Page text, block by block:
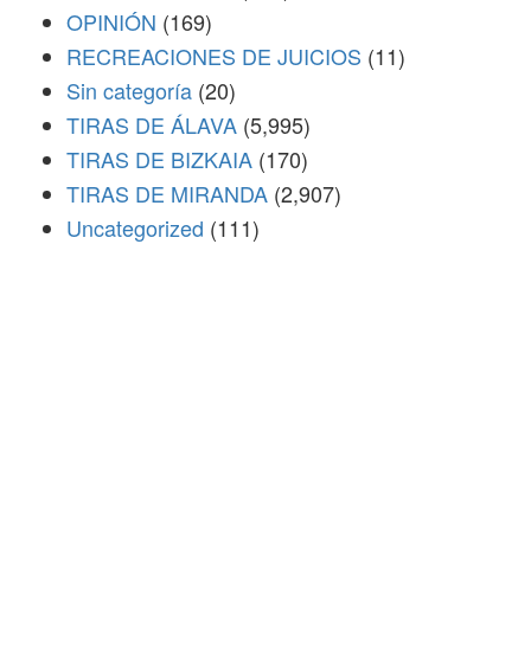
OPINIÓN (169)
RECREACIONES DE JUICIOS (11)
Sin categoría (20)
TIRAS DE ÁLAVA (5,995)
TIRAS DE BIZKAIA (170)
TIRAS DE MIRANDA (2,907)
Uncategorized (111)